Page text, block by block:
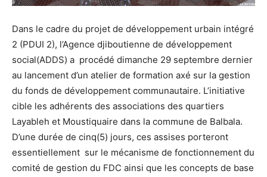
Dans le cadre du projet de développement urbain intégré
2 (PDUI 2), l’Agence djiboutienne de développement
social(ADDS) a procédé dimanche 29 septembre dernier
au lancement d’un atelier de formation axé sur la gestion
du fonds de développement communautaire. L’initiative
cible les adhérents des associations des quartiers
Layableh et Moustiquaire dans la commune de Balbala.
D’une durée de cinq(5) jours, ces assises porteront
essentiellement sur le mécanisme de fonctionnement du
comité de gestion du FDC ainsi que les concepts de base